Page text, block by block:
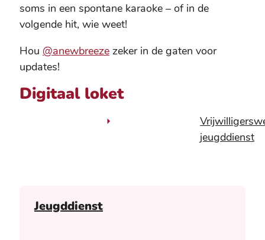
soms in een spontane karaoke – of in de
volgende hit, wie weet!
Hou @anewbreeze zeker in de gaten voor
updates!
Digitaal loket
jeugddienst
Jeugddienst